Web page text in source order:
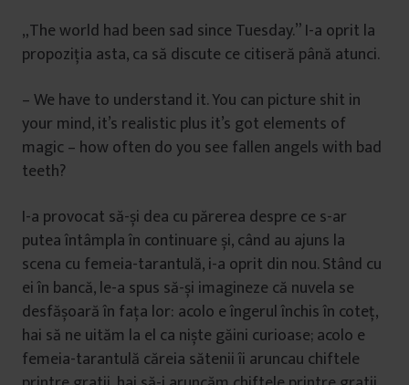
„The world had been sad since Tuesday.” I-a oprit la
propoziția asta, ca să discute ce citiseră până atunci.
– We have to understand it. You can picture shit in
your mind, it’s realistic plus it’s got elements of
magic – how often do you see fallen angels with bad
teeth?
I-a provocat să-și dea cu părerea despre ce s-ar
putea întâmpla în continuare și, când au ajuns la
scena cu femeia-tarantulă, i-a oprit din nou. Stând cu
ei în bancă, le-a spus să-și imagineze că nuvela se
desfășoară în fața lor: acolo e îngerul închis în coteț,
hai să ne uităm la el ca niște găini curioase; acolo e
femeia-tarantulă căreia sătenii îi aruncau chiftele